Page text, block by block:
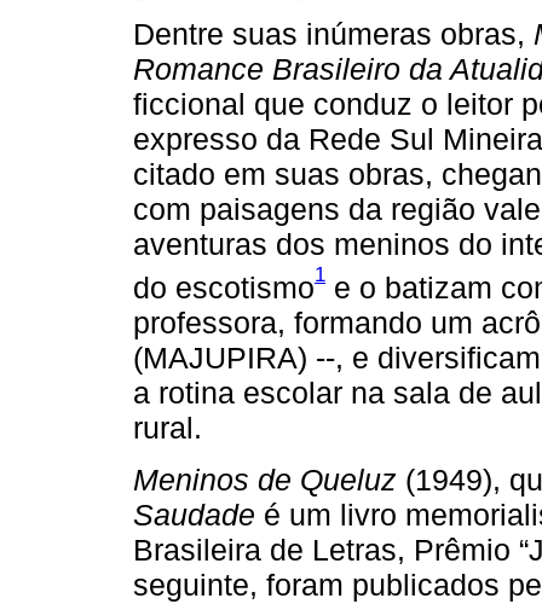
Dentre suas inúmeras obras,
Romance Brasileiro da
ficcional que conduz o leitor
expresso da Rede Sul
citado em suas obras,
com paisagens da região
aventuras dos meninos do
do escotismo1 e o batizam
professora, formando um
(MAJUPIRA) --, e
a rotina escolar na sala de
rural.
Meninos de Queluz (1949),
Saudade é um livro
Brasileira de Letras, Prêmio
seguinte, foram publicados